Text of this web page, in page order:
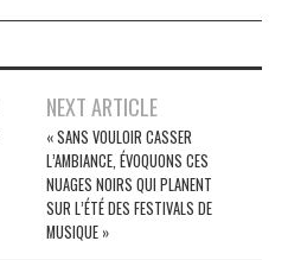
NEXT ARTICLE
« SANS VOULOIR CASSER
L’AMBIANCE, ÉVOQUONS CES
NUAGES NOIRS QUI PLANENT
SUR L’ÉTÉ DES FESTIVALS DE
MUSIQUE »